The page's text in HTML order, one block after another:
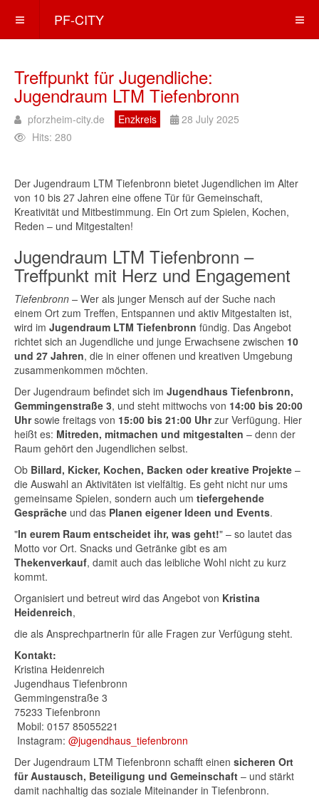
PF-CITY
Treffpunkt für Jugendliche:
Jugendraum LTM Tiefenbronn
pforzheim-city.de Enzkreis
28 July 2025
Hits: 280
Der Jugendraum LTM Tiefenbronn bietet Jugendlichen im Alter
von 10 bis 27 Jahren eine offene Tür für Gemeinschaft,
Kreativität und Mitbestimmung. Ein Ort zum Spielen, Kochen,
Reden – und Mitgestalten!
Jugendraum LTM Tiefenbronn –
Treffpunkt mit Herz und Engagement
Tiefenbronn – Wer als junger Mensch auf der Suche nach
einem Ort zum Treffen, Entspannen und aktiv Mitgestalten ist,
wird im Jugendraum LTM Tiefenbronn fündig. Das Angebot
richtet sich an Jugendliche und junge Erwachsene zwischen 10
und 27 Jahren, die in einer offenen und kreativen Umgebung
zusammenkommen möchten.
Der Jugendraum befindet sich im Jugendhaus Tiefenbronn,
Gemmingenstraße 3, und steht mittwochs von 14:00 bis 20:00
Uhrsowie freitags von 15:00 bis 21:00 Uhrzur Verfügung. Hier
heißt es: Mitreden, mitmachen und mitgestalten – denn der
Raum gehört den Jugendlichen selbst.
Ob Billard, Kicker, Kochen, Backen oder kreative Projekte –
die Auswahl an Aktivitäten ist vielfältig. Es geht nicht nur ums
gemeinsame Spielen, sondern auch um tiefergehende
Gespräche und das Planen eigener Ideen und Events.
"In eurem Raum entscheidet ihr, was geht!" – so lautet das
Motto vor Ort. Snacks und Getränke gibt es am
Thekenverkauf, damit auch das leibliche Wohl nicht zu kurz
kommt.
Organisiert und betreut wird das Angebot von Kristina
Heidenreich,
die als Ansprechpartnerin für alle Fragen zur Verfügung steht.
Kontakt:
Kristina Heidenreich
Jugendhaus Tiefenbronn
Gemmingenstraße 3
75233 Tiefenbronn
Mobil: 0157 85055221
Instagram: @jugendhaus_tiefenbronn
Der Jugendraum LTM Tiefenbronn schafft einen sicheren Ort
für Austausch, Beteiligung und Gemeinschaft – und stärkt
damit nachhaltig das soziale Miteinander in Tiefenbronn.